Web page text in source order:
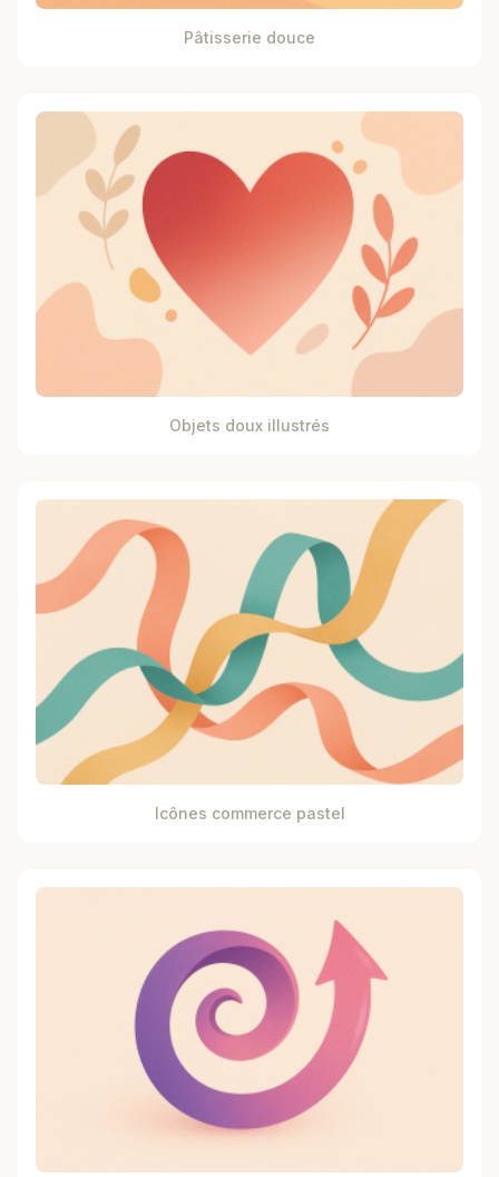
Pâtisserie douce
Objets doux illustrés
Icônes commerce pastel